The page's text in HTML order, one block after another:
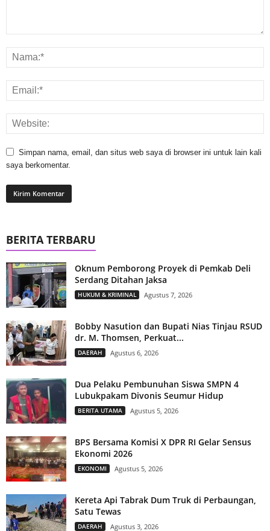
Simpan nama, email, dan situs web saya di browser ini untuk lain kali
saya berkomentar.
BERITA TERBARU
Oknum Pemborong Proyek di Pemkab Deli
Serdang Ditahan Jaksa
HUKUM & KRIMINAL Agustus 7, 2026
Bobby Nasution dan Bupati Nias Tinjau RSUD
dr. M. Thomsen, Perkuat...
DAERAH Agustus 6, 2026
Dua Pelaku Pembunuhan Siswa SMPN 4
Lubukpakam Divonis Seumur Hidup
BERITA UTAMA Agustus 5, 2026
BPS Bersama Komisi X DPR RI Gelar Sensus
Ekonomi 2026
EKONOMI Agustus 5, 2026
Kereta Api Tabrak Dum Truk di Perbaungan,
Satu Tewas
DAERAH Agustus 3, 2026